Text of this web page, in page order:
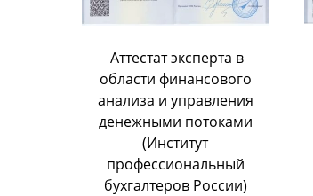
Аттестат эксперта в
области финансового
анализа и управления
денежными потоками
(Институт
профессиональный
бухгалтеров России)